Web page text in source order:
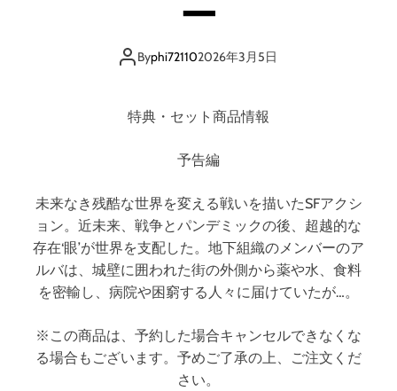
ー
Byphi721102026年3月5日
特典・セット商品情報
予告編
未来なき残酷な世界を変える戦いを描いたSFアクシ
ョン。近未来、戦争とパンデミックの後、超越的な
存在‘眼’が世界を支配した。地下組織のメンバーのア
ルバは、城壁に囲われた街の外側から薬や水、食料
を密輸し、病院や困窮する人々に届けていたが…。
※この商品は、予約した場合キャンセルできなくな
る場合もございます。予めご了承の上、ご注文くだ
さい。